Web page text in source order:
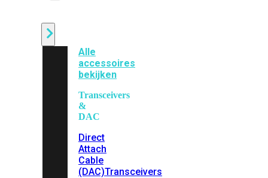
Alle
accessoires
bekijken
Transceivers
&
DAC
Direct
Attach
Cable
(DAC)Transceivers